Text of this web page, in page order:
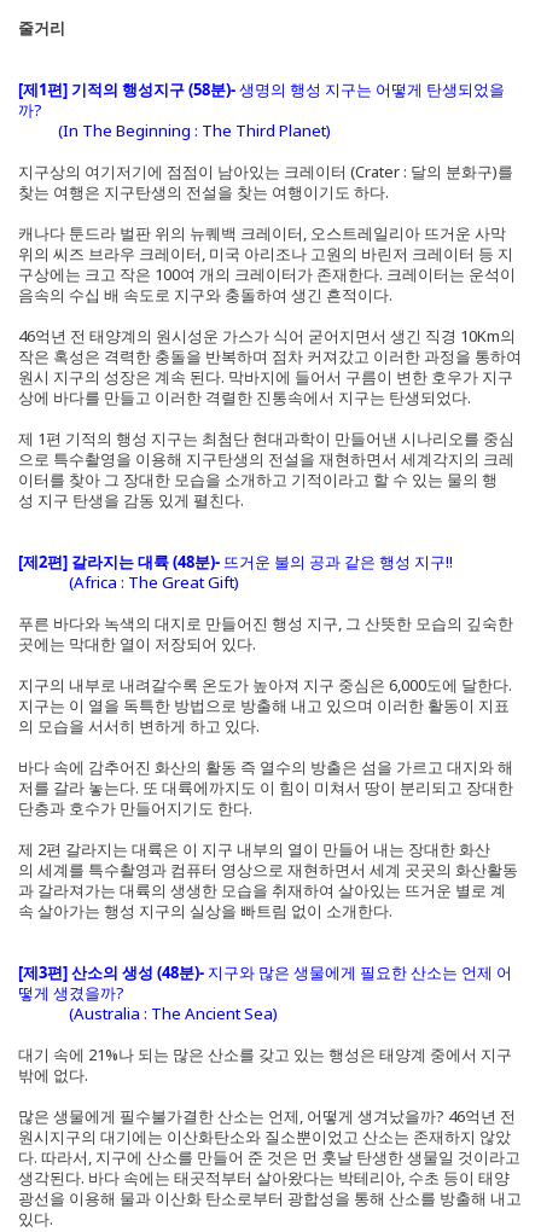
줄거리
[제1편] 기적의 행성지구 (58분)-생명의 행성 지구는 어떻게 탄생되었을
까?
(In The Beginning : The Third Planet)
지구상의 여기저기에 점점이 남아있는 크레이터 (Crater : 달의 분화구)를
찾는 여행은 지구탄생의 전설을 찾는 여행이기도 하다.
캐나다 툰드라 벌판 위의 뉴퀘백 크레이터, 오스트레일리아 뜨거운 사막
위의 씨즈 브라우 크레이터, 미국 아리조나 고원의 바린저 크레이터 등 지
구상에는 크고 작은 100여 개의 크레이터가 존재한다. 크레이터는 운석이
음속의 수십 배 속도로 지구와 충돌하여 생긴 흔적이다.
46억년 전 태양계의 원시성운 가스가 식어 굳어지면서 생긴 직경 10Km의
작은 혹성은 격력한 충돌을 반복하며 점차 커져갔고 이러한 과정을 통하여
원시 지구의 성장은 계속 된다. 막바지에 들어서 구름이 변한 호우가 지구
상에 바다를 만들고 이러한 격렬한 진통속에서 지구는 탄생되었다.
제 1편 기적의 행성 지구는 최첨단 현대과학이 만들어낸 시나리오를 중심
으로 특수촬영을 이용해 지구탄생의 전설을 재현하면서 세계각지의 크레
이터를 찾아 그 장대한 모습을 소개하고 기적이라고 할 수 있는 물의 행
성 지구 탄생을 감동 있게 펼친다.
[제2편] 갈라지는 대륙 (48분)- 뜨거운 불의 공과 같은 행성 지구!!
(Africa : The Great Gift)
푸른 바다와 녹색의 대지로 만들어진 행성 지구, 그 산뜻한 모습의 깊숙한
곳에는 막대한 열이 저장되어 있다.
지구의 내부로 내려갈수록 온도가 높아져 지구 중심은 6,000도에 달한다.
지구는 이 열을 독특한 방법으로 방출해 내고 있으며 이러한 활동이 지표
의 모습을 서서히 변하게 하고 있다.
바다 속에 감추어진 화산의 활동 즉 열수의 방출은 섬을 가르고 대지와 해
저를 갈라 놓는다. 또 대륙에까지도 이 힘이 미쳐서 땅이 분리되고 장대한
단층과 호수가 만들어지기도 한다.
제 2편 갈라지는 대륙은 이 지구 내부의 열이 만들어 내는 장대한 화산
의 세계를 특수촬영과 컴퓨터 영상으로 재현하면서 세계 곳곳의 화산활동
과 갈라져가는 대륙의 생생한 모습을 취재하여 살아있는 뜨거운 별로 계
속 살아가는 행성 지구의 실상을 빠트림 없이 소개한다.
[제3편] 산소의 생성 (48분)- 지구와 많은 생물에게 필요한 산소는 언제 어
떻게 생겼을까?
(Australia : The Ancient Sea)
대기 속에 21%나 되는 많은 산소를 갖고 있는 행성은 태양계 중에서 지구
밖에 없다.
많은 생물에게 필수불가결한 산소는 언제, 어떻게 생겨났을까? 46억년 전
원시지구의 대기에는 이산화탄소와 질소뿐이었고 산소는 존재하지 않았
다. 따라서, 지구에 산소를 만들어 준 것은 먼 훗날 탄생한 생물일 것이라고
생각된다. 바다 속에는 태곳적부터 살아왔다는 박테리아, 수초 등이 태양
광선을 이용해 물과 이산화 탄소로부터 광합성을 통해 산소를 방출해 내고
있다.